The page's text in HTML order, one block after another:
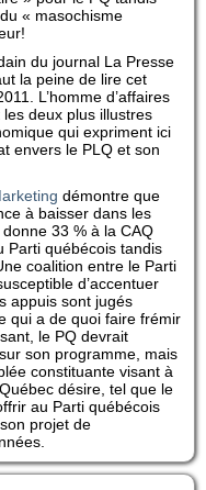
« masochisme
du journal La Presse
la peine de lire cet
L’homme d’affaires
deux plus illustres
qui expriment ici
envers le PLQ et son
démontre que
à baisser dans les
33 % à la CAQ
Parti québécois tandis
coalition entre le Parti
d’accentuer
appuis sont jugés
qui a de quoi faire frémir
le PQ devrait
son programme, mais
constituante visant à
désire, tel que le
au Parti québécois
projet de